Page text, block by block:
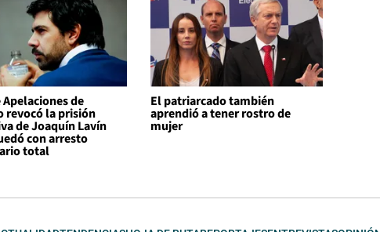
de
revocó la prisión
de Joaquín Lavín
con arresto
total
El patriarcado también
aprendió a tener rostro de
mujer